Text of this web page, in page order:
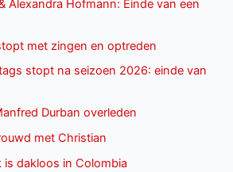
Alexandra Hofmann: Einde van een
met zingen en optreden
stopt na seizoen 2026: einde van
Durban overleden
met Christian
is dakloos in Colombia